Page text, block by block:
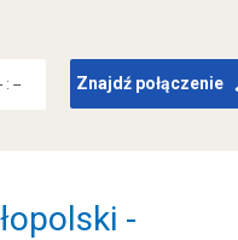
: -- Znajdź połączenie
-